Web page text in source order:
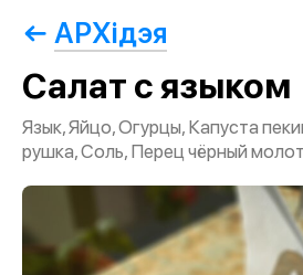
АРХiдэя
Салат с языком
Язык, Яйцо, Огурцы, Капуста
рушка, Соль, Перец чёрный